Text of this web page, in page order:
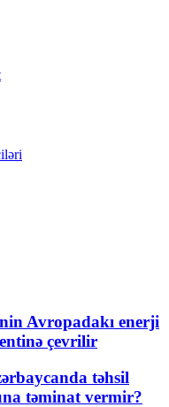
Avropadakı enerji
çevrilir
təhsil
təminat vermir?